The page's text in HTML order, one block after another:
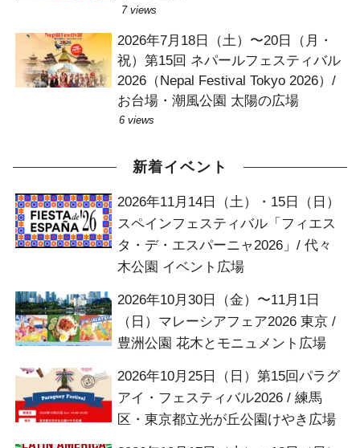
7 views
2026年7月18日（土）〜20日（月・
祝）第15回 ネパールフェスティバル
2026（Nepal Festival Tokyo 2026）/
お台場・潮風公園 太陽の広場
6 views
新着イベント
2026年11月14日（土）・15日（日）
スペインフェスティバル「フィエス
タ・デ・エスパーニャ2026」/ 代々
木公園 イベント広場
2026年10月30日（金）〜11月1日
（日）マレーシアフェア2026 東京 /
豊洲公園 花木とモニュメント広場
2026年10月25日（日）第15回パラグ
アイ・フェスティバル2026 / 練馬
区・東京都立光が丘公園けやき広場